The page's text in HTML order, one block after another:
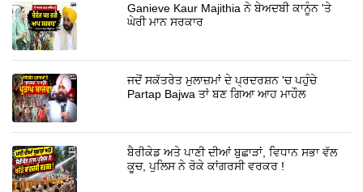
Ganieve Kaur Majithia ਨੇ ਬੇਅਦਬੀ ਕਾਨੂੰਨ 'ਤੇ
ਘੇਰੀ ਮਾਨ ਸਰਕਾਰ
ਜਦੋਂ ਸਕੱਤਰੇਤ ਮੁਲਾਜ਼ਮਾਂ ਦੇ ਪ੍ਰਦਰਸ਼ਨ 'ਚ ਪਹੁੰਚੇ
Partap Bajwa ਤਾਂ ਬਣ ਗਿਆ ਆਹ ਮਾਹੌਲ
ਬੈਰੀਕੇਡ ਅਤੇ ਪਾਣੀ ਦੀਆਂ ਬੁਛਾੜਾਂ, ਵਿਧਾਨ ਸਭਾ ਵੱਲ
ਕੂਚ, ਪੁਲਿਸ ਨੇ ਰੋਕੇ ਕਾਂਗਰਸੀ ਵਰਕਰ !